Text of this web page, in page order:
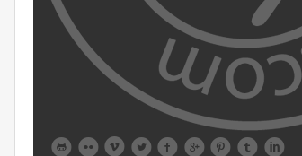
        